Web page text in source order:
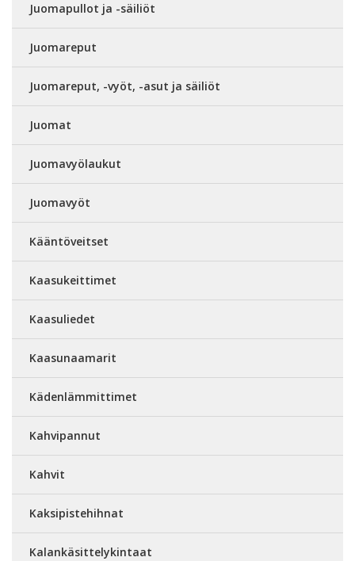
Juomapullot ja -säiliöt
Juomareput
Juomareput, -vyöt, -asut ja säiliöt
Juomat
Juomavyölaukut
Juomavyöt
Kääntöveitset
Kaasukeittimet
Kaasuliedet
Kaasunaamarit
Kädenlämmittimet
Kahvipannut
Kahvit
Kaksipistehihnat
Kalankäsittelykintaat